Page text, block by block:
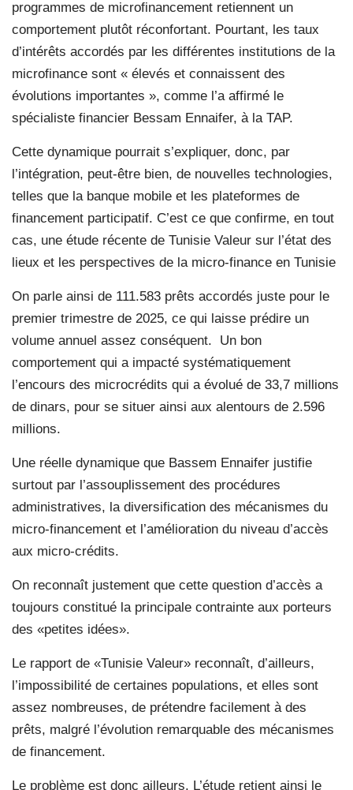
programmes de microfinancement retiennent un
comportement plutôt réconfortant. Pourtant, les taux
d’intérêts accordés par les différentes institutions de la
microfinance sont « élevés et connaissent des
évolutions importantes », comme l’a affirmé le
spécialiste financier Bessam Ennaifer, à la TAP.
Cette dynamique pourrait s’expliquer, donc, par
l’intégration, peut-être bien, de nouvelles technologies,
telles que la banque mobile et les plateformes de
financement participatif. C’est ce que confirme, en tout
cas, une étude récente de Tunisie Valeur sur l’état des
lieux et les perspectives de la micro-finance en Tunisie
On parle ainsi de 111.583 prêts accordés juste pour le
premier trimestre de 2025, ce qui laisse prédire un
volume annuel assez conséquent.
Un bon
comportement qui a impacté systématiquement
l’encours des microcrédits qui a évolué de 33,7 millions
de dinars, pour se situer ainsi aux alentours de 2.596
millions.
Une réelle dynamique que Bassem Ennaifer justifie
surtout par l’assouplissement des procédures
administratives, la diversification des mécanismes du
micro-financement et l’amélioration du niveau d’accès
aux micro-crédits.
On reconnaît justement que cette question d’accès a
toujours constitué la principale contrainte aux porteurs
des «petites idées».
Le rapport de «Tunisie Valeur» reconnaît, d’ailleurs,
l’impossibilité de certaines populations, et elles sont
assez nombreuses, de prétendre facilement à des
prêts, malgré l’évolution remarquable des mécanismes
de financement.
Le problème est donc ailleurs. L’étude retient ainsi le